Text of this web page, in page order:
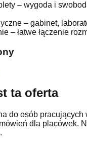
– wygoda i
– gabinet,
– łatwe łączenie
ta oferta
do osób pracujących
dla placówek.